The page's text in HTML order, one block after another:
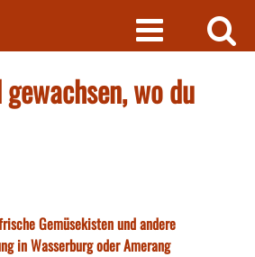
wo du
Gemüsekisten und andere
in Wasserburg oder Amerang